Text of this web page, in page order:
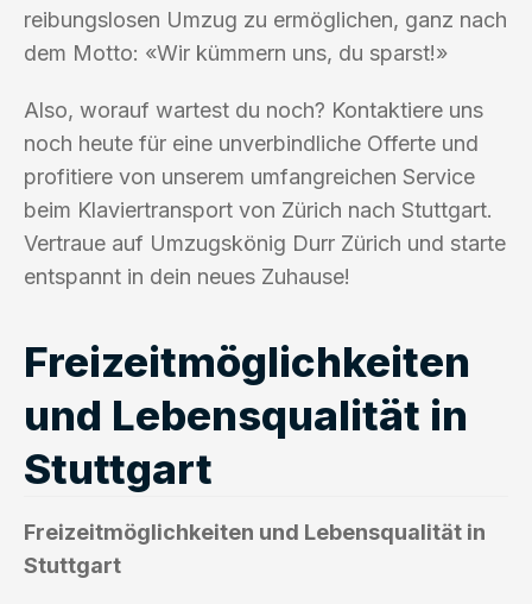
reibungslosen Umzug zu ermöglichen, ganz nach
dem Motto: «Wir kümmern uns, du sparst!»
Also, worauf wartest du noch? Kontaktiere uns
noch heute für eine unverbindliche Offerte und
profitiere von unserem umfangreichen Service
beim Klaviertransport von Zürich nach Stuttgart.
Vertraue auf Umzugskönig Durr Zürich und starte
entspannt in dein neues Zuhause!
Freizeitmöglichkeiten
und Lebensqualität in
Stuttgart
Freizeitmöglichkeiten und Lebensqualität in
Stuttgart